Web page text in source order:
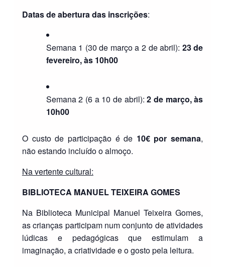
Datas de abertura das inscrições:
Semana 1 (30 de março a 2 de abril): 23 de
fevereiro, às 10h00
Semana 2 (6 a 10 de abril):2 de março, às
10h00
O custo de participação é de 10€ por semana,
não estando incluído o almoço.
Na vertente cultural:
BIBLIOTECA MANUEL TEIXEIRA GOMES
Na Biblioteca Municipal Manuel Teixeira Gomes,
as crianças participam num conjunto de atividades
lúdicas e pedagógicas que estimulam a
imaginação, a criatividade e o gosto pela leitura.